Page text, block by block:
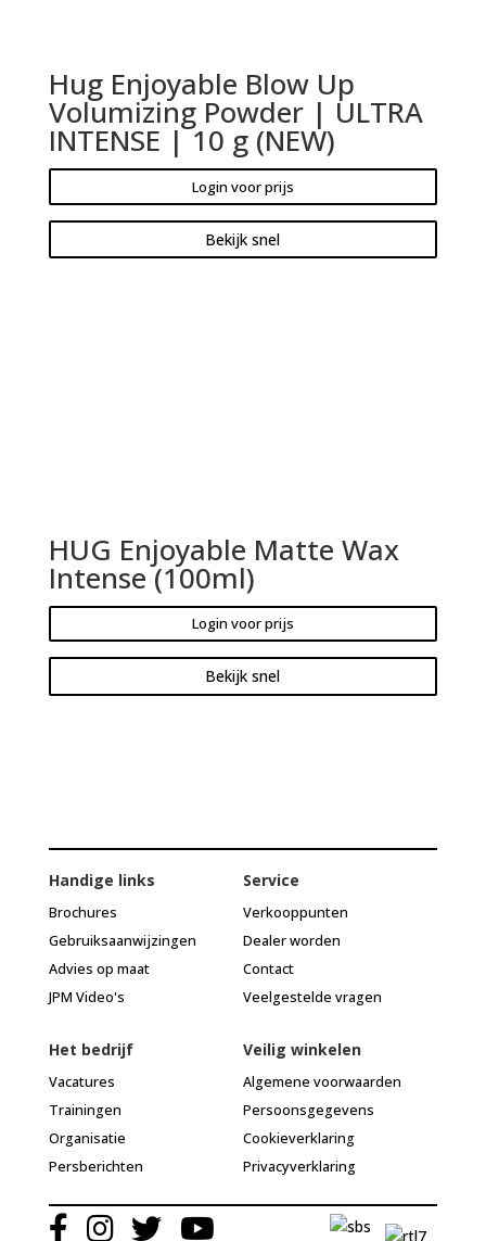
Hug Enjoyable Blow Up
Volumizing Powder | ULTRA
INTENSE | 10 g (NEW)
Login voor prijs
Bekijk snel
HUG Enjoyable Matte Wax
Intense (100ml)
Login voor prijs
Bekijk snel
Handige links
Brochures
Gebruiksaanwijzingen
Advies op maat
JPM Video's
Service
Verkooppunten
Dealer worden
Contact
Veelgestelde vragen
Het bedrijf
Vacatures
Trainingen
Organisatie
Persberichten
Veilig winkelen
Algemene voorwaarden
Persoonsgegevens
Cookieverklaring
Privacyverklaring